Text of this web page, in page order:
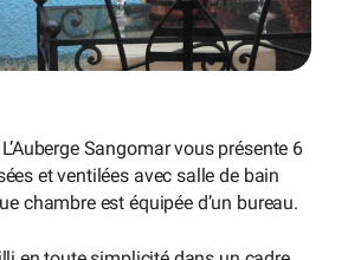
Sangomar vous présente 6
et ventilées avec salle de bain
chambre est équipée d’un bureau.